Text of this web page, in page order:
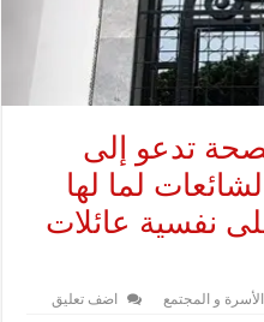
الصحة تدعو إلى
لما لها
نفسية عائلات
الأسرة و المجتمع اضف تعليق